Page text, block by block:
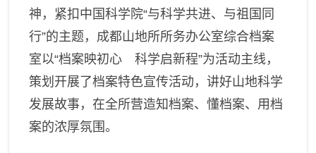
神，紧扣中国科学院“与科学共进、与祖国同
行”的主题，成都山地所所务办公室综合档案
室以“档案映初心 科学启新程”为活动主线，
策划 开展了档案特色宣传活动，讲好山地科学
发展故事，在全所营造知档案、懂档案、用档
案的浓厚氛围。